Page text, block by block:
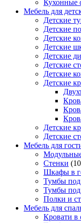
Кухонные
Мебель для
Детские
Детские
Детские
Детские
Детские
Детские
Детские
Детские
Детские
Детские
Мебель для
Стенки
Шкафы в
Тумбы
Тумбы
Полки и
Мебель для
Кровати в